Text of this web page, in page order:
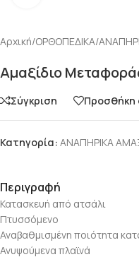
Αρχική/ΟΡΘΟΠΕΔΙΚΑ/
Αμαξίδιο
Σύγκριση Προσθήκη
Κατηγορία: ΑΝΑΠΗΡΙΚΑ
Περιγραφή
Κατασκευή από ατσάλι
Πτυσσόμενο
Αναβαθμισμένη ποιότητα
Ανυψούμενα πλαϊνά